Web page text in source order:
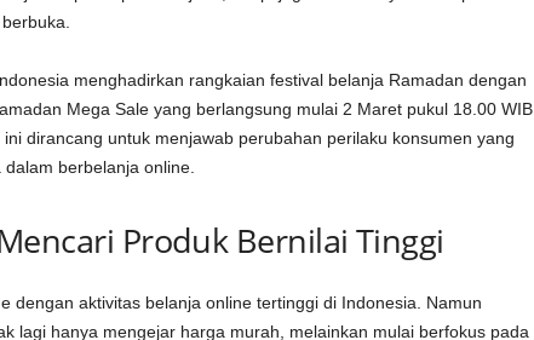
menghadirkan rangkaian festival belanja Ramadan dengan
Mega Sale yang berlangsung mulai 2 Maret pukul 18.00 WIB
dirancang untuk menjawab perubahan perilaku konsumen yang
berbelanja online.
Produk Bernilai Tinggi
dengan aktivitas belanja online tertinggi di Indonesia. Namun
lagi hanya mengejar harga murah, melainkan mulai berfokus pada